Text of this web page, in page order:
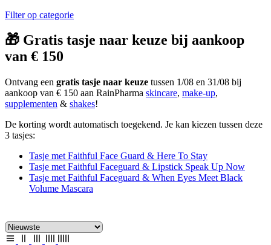
Filter op categorie
🎁 Gratis tasje naar keuze bij aankoop
van € 150
Ontvang een gratis tasje naar keuze tussen 1/08 en 31/08 bij
aankoop van € 150 aan RainPharma skincare, make-up,
supplementen & shakes!
De korting wordt automatisch toegekend. Je kan kiezen tussen deze
3 tasjes:
Tasje met Faithful Face Guard & Here To Stay
Tasje met Faithful Faceguard & Lipstick Speak Up Now
Tasje met Faithful Faceguard & When Eyes Meet Black
Volume Mascara